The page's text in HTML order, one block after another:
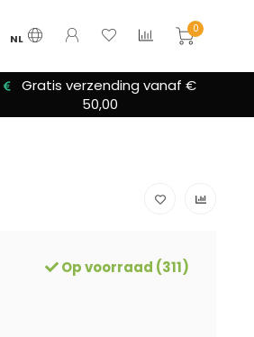
NL
0
We bieden altijd hulp bij
installatie
Op voorraad (311)